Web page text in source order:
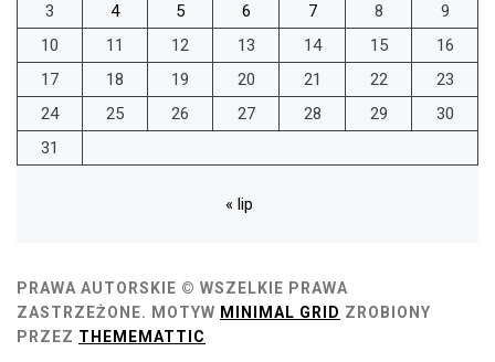
3
4 5 6 7 8
9
10
11 12 13 14 15
16
17
18 19 20 21 22
23
24
25 26 27 28 29
30
31
« lip
PRAWA AUTORSKIE © WSZELKIE PRAWA
ZASTRZEŻONE. MOTYW MINIMAL GRID ZROBIONY
PRZEZ THEMEMATTIC